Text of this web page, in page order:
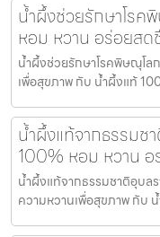
น้ำผึ้งช่วยรักษาโรค
หอม หวาน อร่อยสด
น้ำผึ้งช่วยรักษาโรคพิษณุโล
เพื่อสุขภาพ กับ น้ำผึ้งแท้
น้ำผึ้งแท้จากธรรมช
100% หอม หวาน
น้ำผึ้งแท้จากธรรมชาติอุบล
ความหวานเพื่อสุขภาพ กับ